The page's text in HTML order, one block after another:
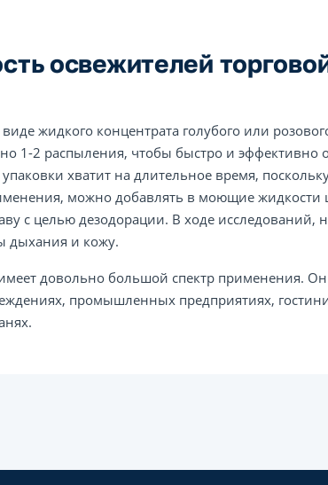
освежителей
жидкого концентрата голубого или
1-2 распыления, чтобы быстро и эффективно
хватит на длительное время, поскольку
можно добавлять в моющие
с целью дезодорации. В ходе исследований,
дыхания и кожу.
довольно большой спектр применения.
промышленных предприятиях,